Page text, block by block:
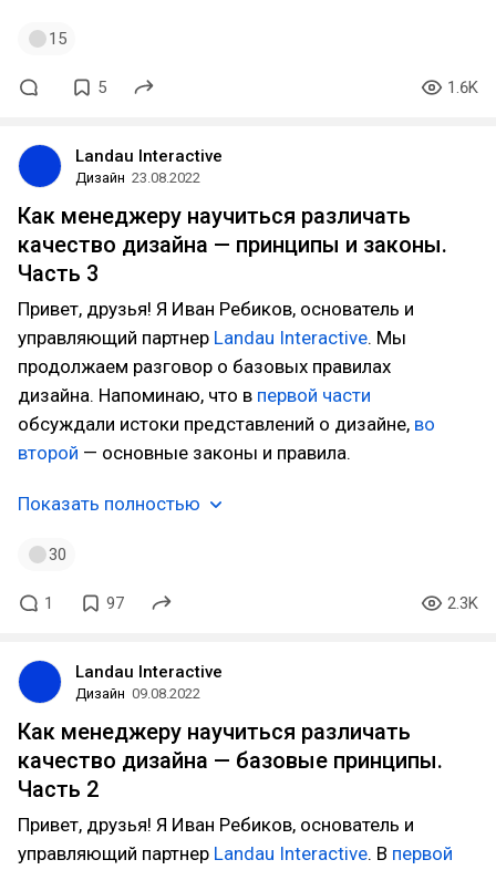
15
5 1.6K
Landau Interactive
Дизайн 23.08.2022
Как менеджеру научиться различать
качество дизайна — принципы и законы.
Часть 3
Привет, друзья! Я Иван Ребиков, основатель и
управляющий партнер Landau Interactive. Мы
продолжаем разговор о базовых правилах
дизайна. Напоминаю, что в первой части
обсуждали истоки представлений о дизайне, во
второй — основные законы и правила.
Показать полностью
30
1 97 2.3K
Landau Interactive
Дизайн 09.08.2022
Как менеджеру научиться различать
качество дизайна — базовые принципы.
Часть 2
Привет, друзья! Я Иван Ребиков, основатель и
управляющий партнер Landau Interactive. В первой